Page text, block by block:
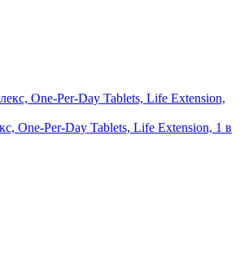
One-Per-Day Tablets, Life Extension, 1 в